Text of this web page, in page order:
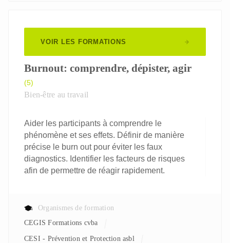
VOIR LES FORMATIONS
Burnout: comprendre, dépister, agir
(5)
Bien-être au travail
Aider les participants à comprendre le
phénomène et ses effets. Définir de manière
précise le burn out pour éviter les faux
diagnostics. Identifier les facteurs de risques
afin de permettre de réagir rapidement.
Organismes de formation
CEGIS Formations cvba
CESI - Prévention et Protection asbl